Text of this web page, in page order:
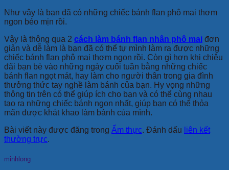
Như vậy là bạn đã có những chiếc bánh flan phô mai thơm
ngon béo mịn rồi.
Vậy là thông qua 2 cách làm bánh flan nhân phô mai đơn
giản và dễ làm là bạn đã có thể tự mình làm ra được những
chiếc bánh flan phô mai thơm ngon rồi. Còn gì hơn khi chiêu
đãi bạn bè vào những ngày cuối tuần bằng những chiếc
bánh flan ngọt mát, hay làm cho người thân trong gia đình
thưởng thức tay nghề làm bánh của bạn. Hy vọng những
thông tin trên có thể giúp ích cho bạn và có thể cùng nhau
tạo ra những chiếc bánh ngon nhất, giúp bạn có thể thỏa
mãn được khát khao làm bánh của mình.
Bài viết này được đăng trong Ẩm thực. Đánh dấu liên kết
thường trực.
minhlong